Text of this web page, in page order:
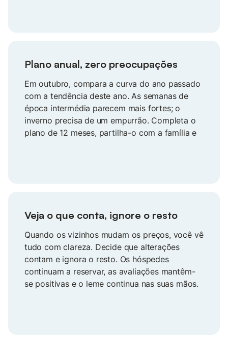
Plano anual, zero preocupações
Em outubro, compara a curva do ano passado
com a tendência deste ano. As semanas de
época intermédia parecem mais fortes; o
inverno precisa de um empurrão. Completa o
plano de 12 meses, partilha-o com a família e
Veja o que conta, ignore o resto
Quando os vizinhos mudam os preços, você vê
tudo com clareza. Decide que alterações
contam e ignora o resto. Os hóspedes
continuam a reservar, as avaliações mantêm-
se positivas e o leme continua nas suas mãos.